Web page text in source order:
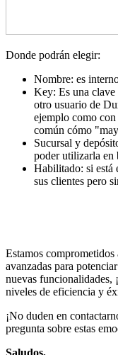
Donde podrán elegir:
Nombre: es
Key: Es una clave
otro usuario de
ejemplo como
común cómo
Sucursal y
poder utilizarla en
Habilitado: si está
sus clientes pero
Estamos comprometidos
avanzadas para
nuevas funcionalidades,
niveles de eficiencia y
¡No duden en
pregunta sobre estas